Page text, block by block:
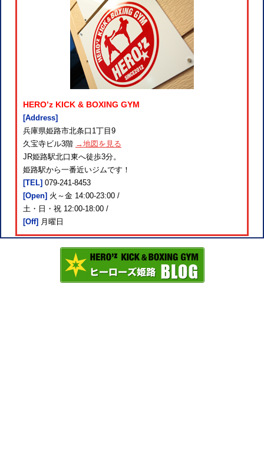
HERO’z KICK & BOXING GYM
[Address]
兵庫県姫路市北条口1丁目9
久宝寺ビル3階 →地図を見る
JR姫路駅北口東へ徒歩3分。
姫路駅から一番近いジムです！
[TEL] 079-241-8453
[Open] 火～金 14:00-23:00 /
土・日・祝 12:00-18:00 /
[Off] 月曜日